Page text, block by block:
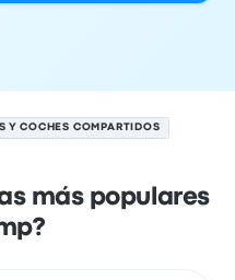
Y COCHES COMPARTIDOS
más populares